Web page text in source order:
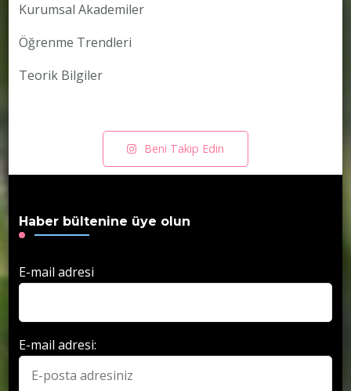
Kurumsal Akademiler
Öğrenme Trendleri
Teorik Bilgiler
Beni Takip Edin
Haber bültenine üye olun
E-mail adresi
E-mail adresi: